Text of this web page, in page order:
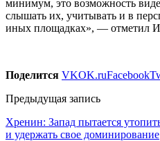
минимум, это возможность
слышать их, учитывать и в
иных площадках», — отметил
Поделится VKOK.ruFacebook
Предыдущая запись
Хренин: Запад пытается
и удержать свое доминирование